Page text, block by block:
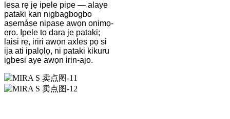
lesa rẹ jẹ ipele pipe — alaye
pataki kan nigbagbogbo
aṣemáṣe nipasẹ awọn onimọ-
ẹrọ. Ipele to dara jẹ pataki;
laisi rẹ, iriri awọn axles pọ si
ija ati ipalọlọ, ni pataki kikuru
igbesi aye awọn irin-ajo.